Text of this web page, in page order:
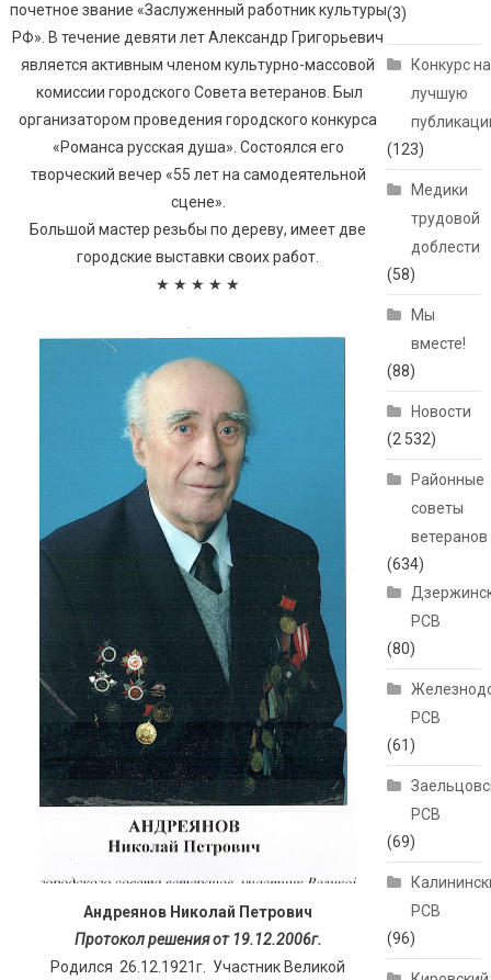
почетное звание «Заслуженный работник культуры
РФ». В течение девяти лет Александр Григорьевич
является активным членом культурно-массовой
комиссии городского Совета ветеранов. Был
организатором проведения городского конкурса
«Романса русская душа». Состоялся его
творческий вечер «55 лет на самодеятельной
сцене».
Большой мастер резьбы по дереву, имеет две
городские выставки своих работ.
★ ★ ★ ★ ★
Андреянов Николай Петрович
Протокол решения от 19.12.2006г.
Родился 26.12.1921г. Участник Великой
(3)
Конкурс на
лучшую
(123)
Медики
трудовой
доблести
(58)
Мы
вместе!
(88)
Новости
(2 532)
Районные
советы
ветеранов
(634)
РСВ
(80)
РСВ
(61)
РСВ
(69)
РСВ
(96)